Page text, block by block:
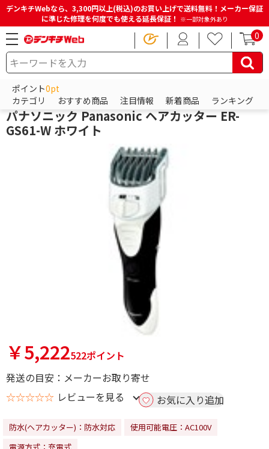
デンキチWebなら、3,300円以上(税込)のお買い上げで送料無料！メーカー保証
に準じた修理を何度でも使える延長保証！ ※一部対象外あり
0
ポイント0pt
カテゴリ
おすすめ商品 注目情報 新着商品 ランキング
HOME 商品一覧ページ ビューティー・健康家電 ヘアケア
パナソニック
パナソニック Panasonic ヘアカッター ER-
GS61-W ホワイト
￥5,222522ポイント
発送の目安：メーカーお取り寄せ
☆☆☆☆☆ レビューを見る お気に入り追加
防水(ヘアカッター)：防水対応
使用可能電圧：AC100V